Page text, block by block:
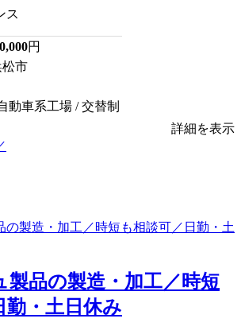
ス
円
市
動車系工場 / 交替制
詳細を表示
製品の製造・加工／時短
勤・土日休み